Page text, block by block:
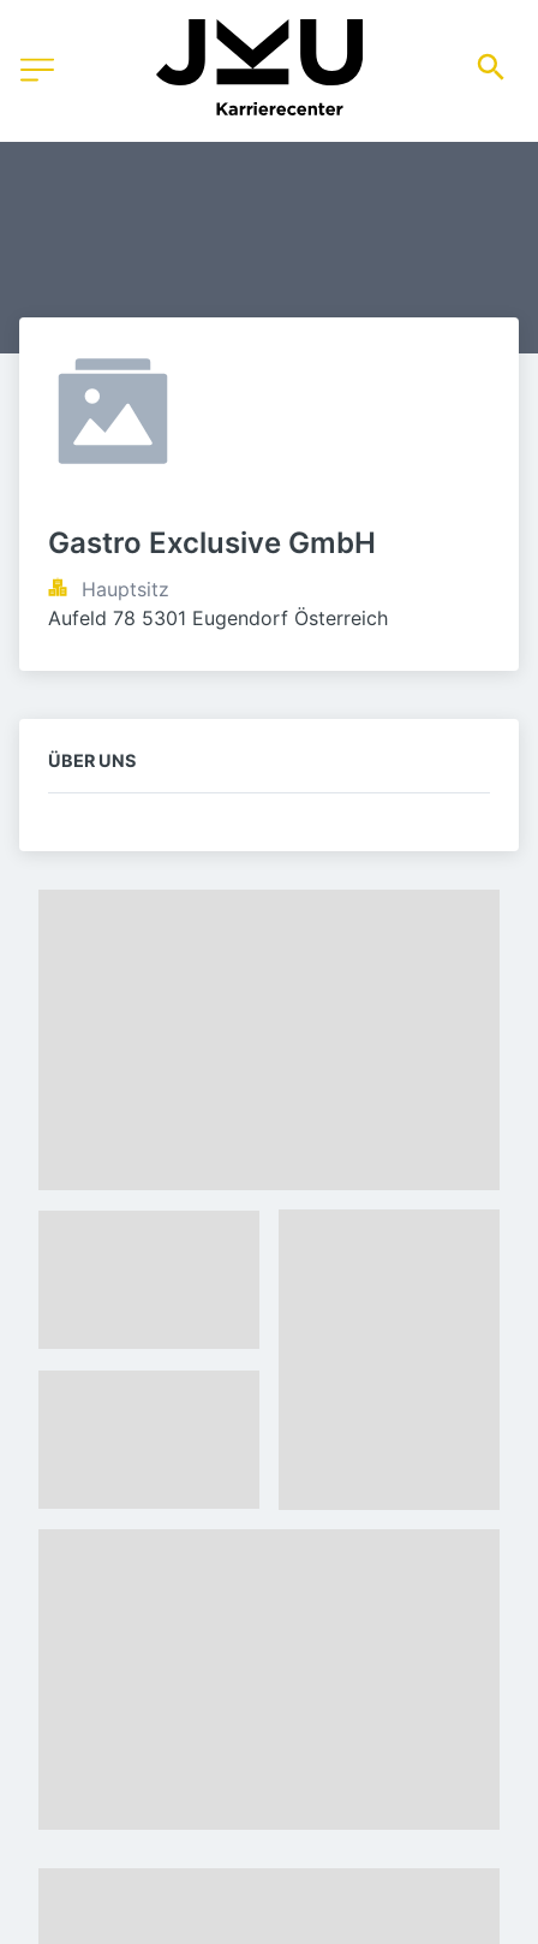
Gastro Exclusive GmbH
Hauptsitz
Aufeld 78 5301 Eugendorf Österreich
ÜBER UNS